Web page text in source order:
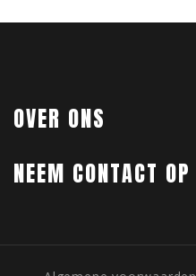
OVER ONS
NEEM CONTACT OP